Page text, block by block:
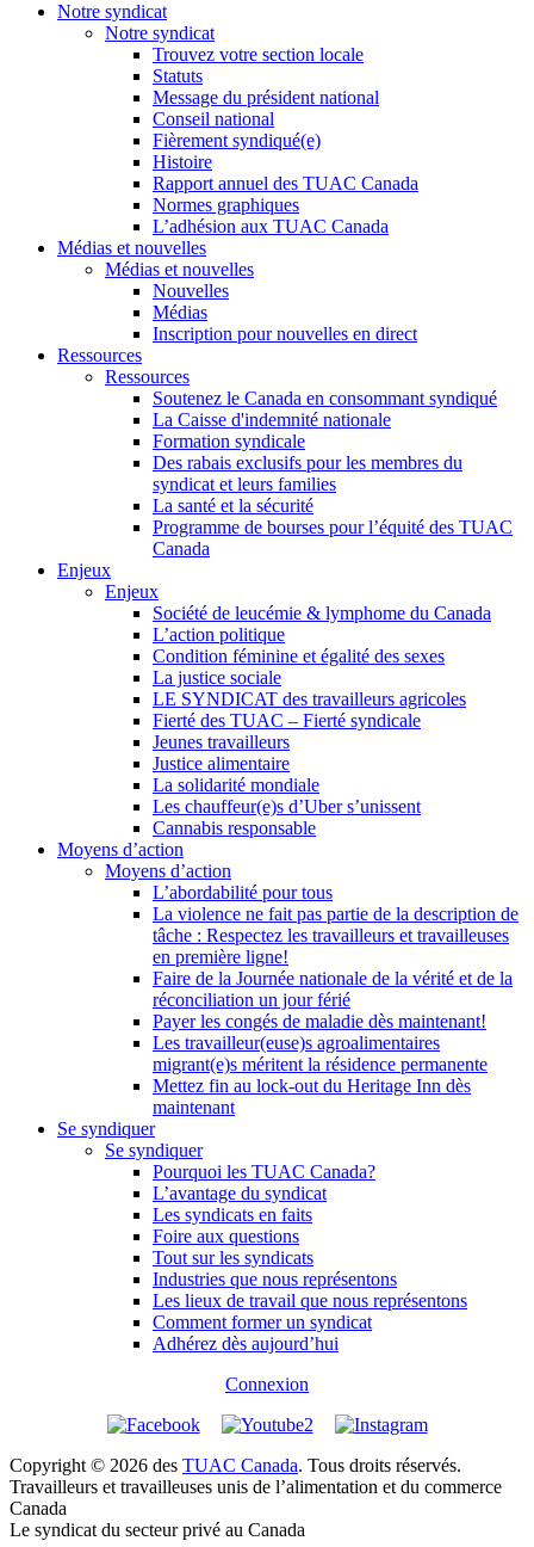
Notre syndicat
Notre syndicat
Trouvez votre section locale
Statuts
Message du président national
Conseil national
Fièrement syndiqué(e)
Histoire
Rapport annuel des TUAC Canada
Normes graphiques
L’adhésion aux TUAC Canada
Médias et nouvelles
Médias et nouvelles
Nouvelles
Médias
Inscription pour nouvelles en direct
Ressources
Ressources
Soutenez le Canada en consommant syndiqué
La Caisse d'indemnité nationale
Formation syndicale
Des rabais exclusifs pour les membres du
syndicat et leurs families
La santé et la sécurité
Programme de bourses pour l’équité des TUAC
Canada
Enjeux
Enjeux
Société de leucémie & lymphome du Canada
L’action politique
Condition féminine et égalité des sexes
La justice sociale
LE SYNDICAT des travailleurs agricoles
Fierté des TUAC – Fierté syndicale
Jeunes travailleurs
Justice alimentaire
La solidarité mondiale
Les chauffeur(e)s d’Uber s’unissent
Cannabis responsable
Moyens d’action
Moyens d’action
L’abordabilité pour tous
La violence ne fait pas partie de la description de
tâche : Respectez les travailleurs et travailleuses
en première ligne!
Faire de la Journée nationale de la vérité et de la
réconciliation un jour férié
Payer les congés de maladie dès maintenant!
Les travailleur(euse)s agroalimentaires
migrant(e)s méritent la résidence permanente
Mettez fin au lock-out du Heritage Inn dès
maintenant
Se syndiquer
Se syndiquer
Pourquoi les TUAC Canada?
L’avantage du syndicat
Les syndicats en faits
Foire aux questions
Tout sur les syndicats
Industries que nous représentons
Les lieux de travail que nous représentons
Comment former un syndicat
Adhérez dès aujourd’hui
Connexion
Copyright © 2026 des TUAC Canada. Tous droits réservés.
Travailleurs et travailleuses unis de l’alimentation et du commerce
Canada
Le syndicat du secteur privé au Canada